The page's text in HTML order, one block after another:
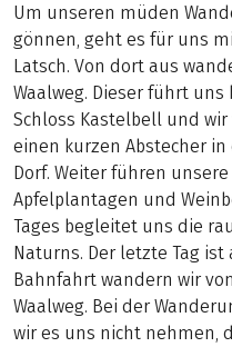
Um unseren müden
gönnen, geht es für uns
Latsch. Von dort aus
Waalweg. Dieser führt
Schloss Kastelbell und
einen kurzen Abstecher
Dorf. Weiter führen
Apfelplantagen und
Tages begleitet uns die
Naturns. Der letzte Tag
Bahnfahrt wandern wir
Waalweg. Bei der
wir es uns nicht nehmen,